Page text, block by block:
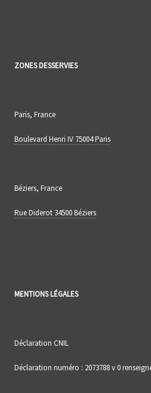
ZONES DESSERVIES
Paris, France
Boulevard Henri IV 75004 Paris
Béziers, France
Rue Diderot 34500 Béziers
MENTIONS LÉGALES
Déclaration CNIL
Déclaration numéro : 2073788 v 0